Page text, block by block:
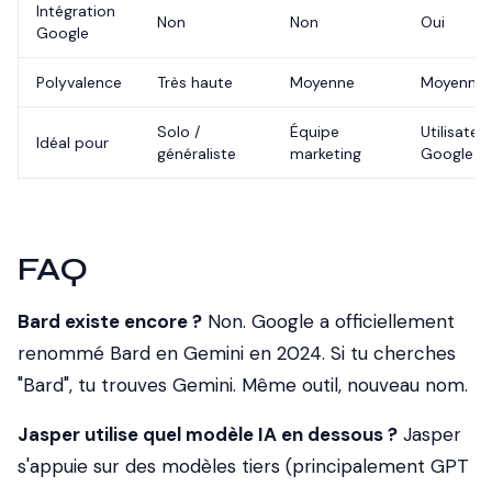
Intégration
Google
Non Non Oui
Polyvalence Très haute Moyenne Moyenne
Idéal pour
Solo /
généraliste
Équipe
marketing
Google
FAQ
Bard existe encore ? Non. Google a officiellement
renommé Bard en Gemini en 2024. Si tu cherches
"Bard", tu trouves Gemini. Même outil, nouveau nom.
Jasper utilise quel modèle IA en dessous ? Jasper
s'appuie sur des modèles tiers (principalement GPT